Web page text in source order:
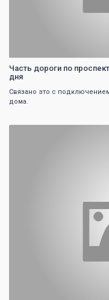
Часть дороги по
дня
Связано это с
дома.